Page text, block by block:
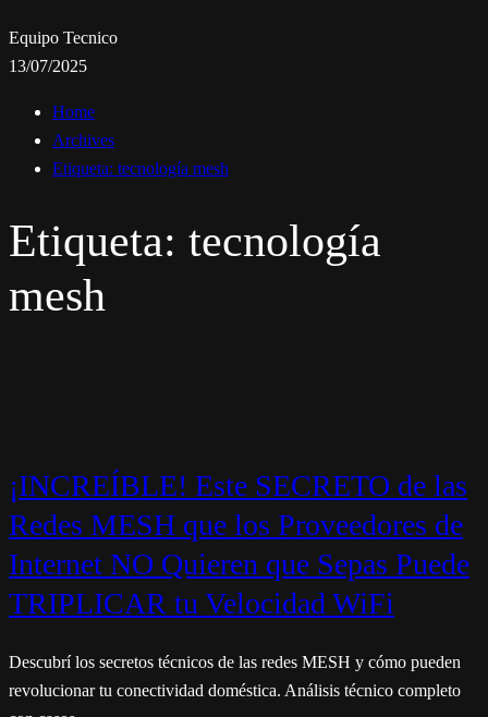
Equipo Tecnico
13/07/2025
Home
Archives
Etiqueta: tecnología mesh
Etiqueta: tecnología
mesh
¡INCREÍBLE! Este SECRETO de las
Redes MESH que los Proveedores de
Internet NO Quieren que Sepas Puede
TRIPLICAR tu Velocidad WiFi
Descubrí los secretos técnicos de las redes MESH y cómo pueden
revolucionar tu conectividad doméstica. Análisis técnico completo